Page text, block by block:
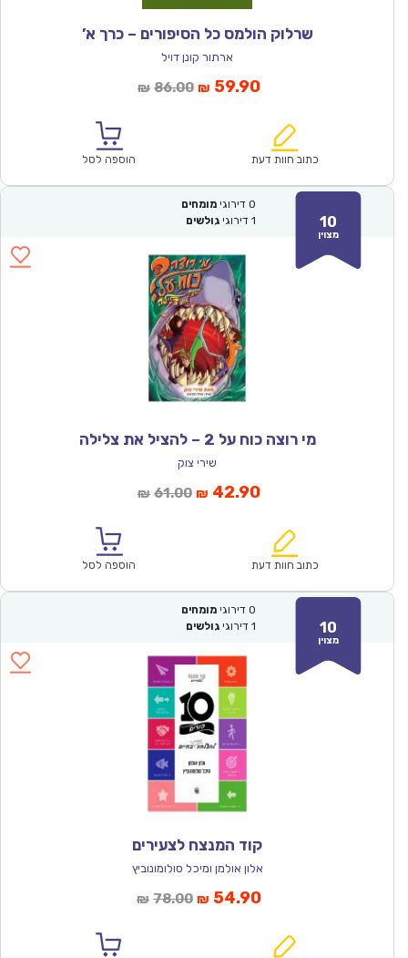
שרלוק הולמס כל הסיפורים – כרך א’
ארתור קונן דויל
₪ 86.00המחיר
₪86.00.
₪ 59.90המחיר
הוא:
כתוב חוות דעת הוספה לסל
10
מצוין
0 דירוגי מומחים
1 דירוגי גולשים
מי רוצה כוח על 2 – להציל את צלילה
שירי צוק
₪ 61.00המחיר
₪61.00.
₪ 42.90המחיר
הוא:
כתוב חוות דעת הוספה לסל
10
מצוין
0 דירוגי מומחים
1 דירוגי גולשים
קוד המנצח לצעירים
אלון אולמן ומיכל סולומונוביץ
₪ 78.00המחיר
₪ 54.90המחיר
הוא: